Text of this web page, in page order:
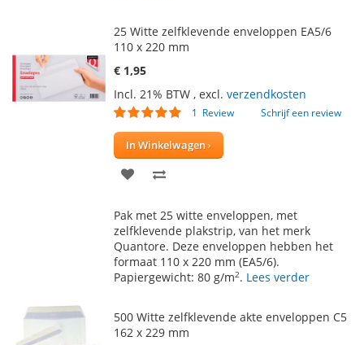
25 Witte zelfklevende enveloppen EA5/6
110 x 220 mm
€ 1,95
Incl. 21% BTW , excl. verzendkosten
Waardering:
1 Review Schrijf een review
In Winkelwagen
VOEG
AAN
VERLANGLIJST
TE
VERGELIJKEN
Pak met 25 witte enveloppen, met
zelfklevende plakstrip, van het merk
Quantore. Deze enveloppen hebben het
formaat 110 x 220 mm (EA5/6).
Papiergewicht: 80 g/m2. Lees verder
500 Witte zelfklevende akte enveloppen C5
162 x 229 mm